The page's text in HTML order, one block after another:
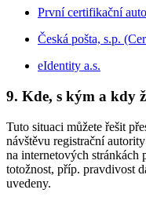
První certifikační
Česká pošta, s.p.
eIdentity a.s.
9. Kde, s kým a kdy
Tuto situaci můžete řešit
návštěvu registrační
na internetových stránkách
totožnost, příp. pravdivost
uvedeny.